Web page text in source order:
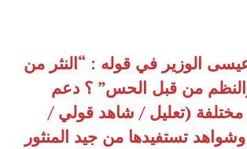
الوزير في قوله : “النثر من
من قبل الحس” ؟ دعم
(تعليل/ شاهد قولي/
تستفيدها من جيد المنثور